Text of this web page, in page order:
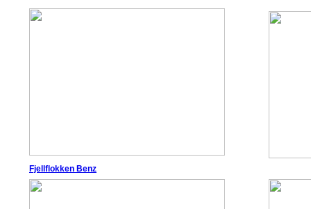
Fjellflokken Benz